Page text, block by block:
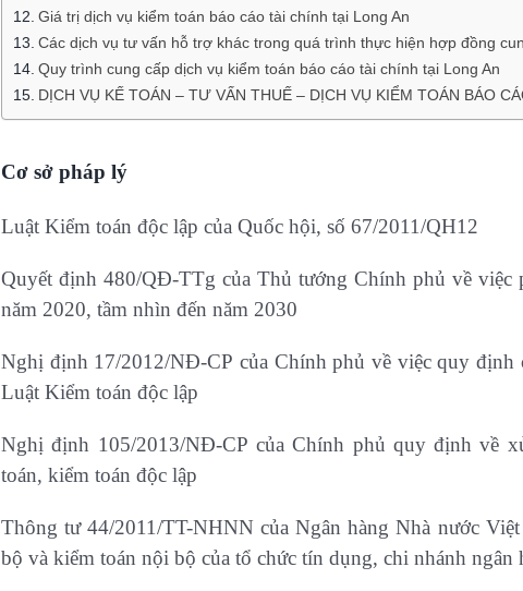
Giá trị dịch vụ kiểm toán báo cáo tài chính tại Long An
Các dịch vụ tư vấn hỗ trợ khác trong quá trình thực hiện hợp đồng
Quy trình cung cấp dịch vụ kiểm toán báo cáo tài chính tại Long An
DỊCH VỤ KẾ TOÁN – TƯ VẤN THUẾ – DỊCH VỤ KIỂM TOÁN BÁO
Cơ sở pháp lý
Luật Kiểm toán độc lập của Quốc hội, số 67/2011/QH12
Quyết định 480/QĐ-TTg của Thủ tướng Chính phủ về việc
năm 2020, tầm nhìn đến năm 2030
Nghị định 17/2012/NĐ-CP của Chính phủ về việc quy định
Luật Kiểm toán độc lập
Nghị định 105/2013/NĐ-CP của Chính phủ quy định về
toán, kiểm toán độc lập
Thông tư 44/2011/TT-NHNN của Ngân hàng Nhà nước
bộ và kiểm toán nội bộ của tổ chức tín dụng, chi nhánh ngân